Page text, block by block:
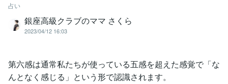
占い
銀座高級クラブのママ さくら
2023/04/12 16:03
第六感は通常私たちが使っている五感を超えた感覚で「な
んとなく感じる」という形で認識されます。